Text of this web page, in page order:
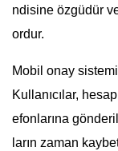
ndisine özgüdür
ordur.
Mobil onay
Kullanıcılar,
efonlarına
ların zaman